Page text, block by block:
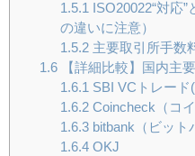
1.5.1
ISO20022“対応
の違いに注意）
1.5.2主要取引所手数
1.6【詳細比較】国内主
1.6.1 SBI VCトレード
1.6.2Coincheck（コイ
1.6.3bitbank（ビット
1.6.4OKJ